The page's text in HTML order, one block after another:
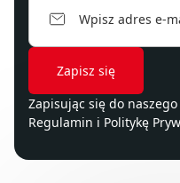
Zapisując się do
Regulamin i Politykę